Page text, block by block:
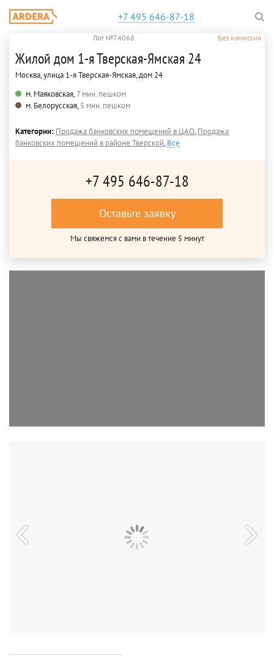
+7 495 646-87-18
Лот №74068 Без комиссии
Жилой дом 1-я Тверская-Ямская 24
Москва, улица 1-я Тверская-Ямская, дом 24
м. Маяковская,7 мин. пешком
м. Белорусская,5 мин. пешком
Категории: Продажа банковских помещений в ЦАО,Продажа
банковских помещений в районе Тверской,Все
+7 495 646-87-18
Оставьте заявку
Мы свяжемся с вами в течение 5 минут